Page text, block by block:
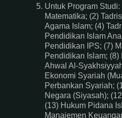
Untuk Program Studi:
Matematika; (2)
Agama Islam; (4)
Pendidikan Islam
Pendidikan IPS; (7)
Pendidikan Islam;
Ahwal Al-
Ekonomi Syariah
Perbankan Syariah;
Negara (Siyasah);
(13) Hukum Pidana
Manajemen